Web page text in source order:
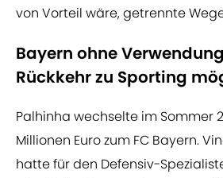
von Vorteil wäre, getrennte
Bayern ohne
Rückkehr zu Sporting
Palhinha wechselte im Sommer
Millionen Euro zum FC Bayern.
hatte für den Defensiv-